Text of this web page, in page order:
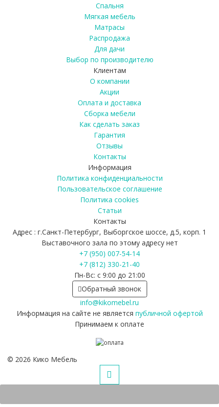
Спальня
Мягкая мебель
Матрасы
Распродажа
Для дачи
Выбор по производителю
Клиентам
О компании
Акции
Оплата и доставка
Сборка мебели
Как сделать заказ
Гарантия
Отзывы
Контакты
Информация
Политика конфиденциальности
Пользовательское соглашение
Политика cookies
Статьи
Контакты
Адрес : г.Санкт-Петербург, Выборгское шоссе, д.5, корп. 1
Выставочного зала по этому адресу нет
+7 (950) 007-54-14
+7 (812) 330-21-40
Пн-Вс: с 9:00 до 21:00
Обратный звонок
info@kikomebel.ru
Информация на сайте не является публичной офертой
Принимаем к оплате
© 2026 Кико Мебель